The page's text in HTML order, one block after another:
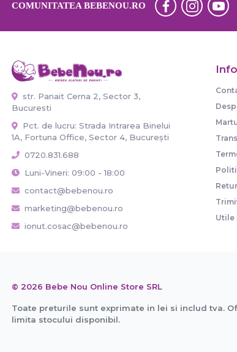
COMUNITATEA BEBENOU.RO
str. Panait Cerna 2, Sector 3,
Bucuresti
Pct. de lucru: Strada Intrarea Binelui
1A, Fortuna Office, Sector 4, București
0720.831.688
Luni-Vineri: 09:00 - 18:00
contact@bebenou.ro
marketing@bebenou.ro
ionut.cosac@bebenou.ro
Retur
Utile
© 2026 Bebe Nou Online Store SRL
Toate preturile sunt exprimate in lei si includ tva.
limita stocului disponibil.